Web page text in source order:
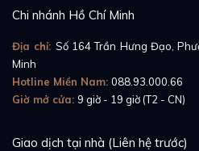
Chi nhánh Hồ Chí Minh
Địa chỉ: Số 164 Trần Hưng Đạo,
Minh
Hotline Miền Nam: 088.93.000.66
Giờ mở cửa: 9 giờ - 19 giờ (T2 - CN)
Giao dịch tại nhà (Liên hệ trước)